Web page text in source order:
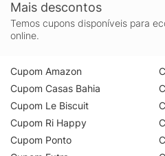
Mais descontos
Temos cupons disponíveis para
online.
Cupom Amazon
Cupom Casas Bahia
Cupom Le Biscuit
Cupom Ri Happy
Cupom Ponto